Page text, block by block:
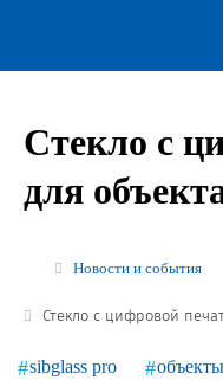
Управляющая
Sibglass Trade
Стекло с
для
Новости и события
Стекло с цифровой
sibglass pro объекты